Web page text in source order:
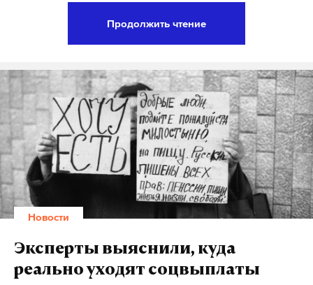
время: в течение только первых трех лет будет
разрабатываться демонстрационная версия
двигателя и проводиться его тестирование в
летной лаборатории. После этого «можно будет
приступать к созданию серийного электрического
двигателя для самолета размерностью на 9–19
пассажиров», — сообщил генеральный директор
исследовательского центра Андрей Дутов.
Электрические самолеты могут сделать
авиаперелеты более надежными, удобными в
эксплуатации, менее вредными для окружающей
Продолжить чтение
Новости
Эксперты выяснили, куда
реально уходят соцвыплаты